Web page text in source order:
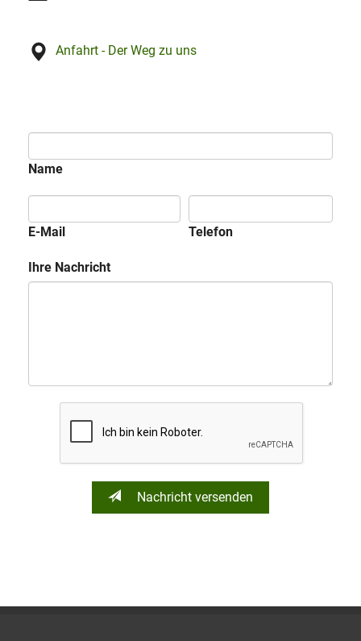
Anfahrt - Der Weg zu uns
Name
E-Mail Telefon
Ihre Nachricht
Nachricht versenden